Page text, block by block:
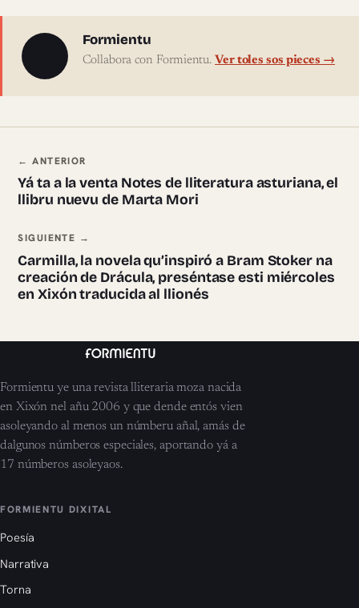
Sobre l'autor
Formientu
Collabora con Formientu.Ver toles sos pieces →
Navegación ente pieces
← ANTERIOR
Yá ta a la venta Notes de lliteratura asturiana, el
llibru nuevu de Marta Mori
SIGUIENTE →
Carmilla, la novela qu’inspiró a Bram Stoker na
creación de Drácula, preséntase esti miércoles
en Xixón traducida al llionés
Formientu ye una revista lliteraria moza nacida
en Xixón nel añu 2006 y que dende entós vien
asoleyando al menos un númberu añal, amás de
dalgunos númberos especiales, aportando yá a
17 númberos asoleyaos.
FORMIENTU DIXITAL
Poesía
Narrativa
Torna